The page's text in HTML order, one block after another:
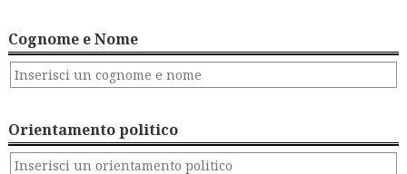
Cognome e Nome
Orientamento politico